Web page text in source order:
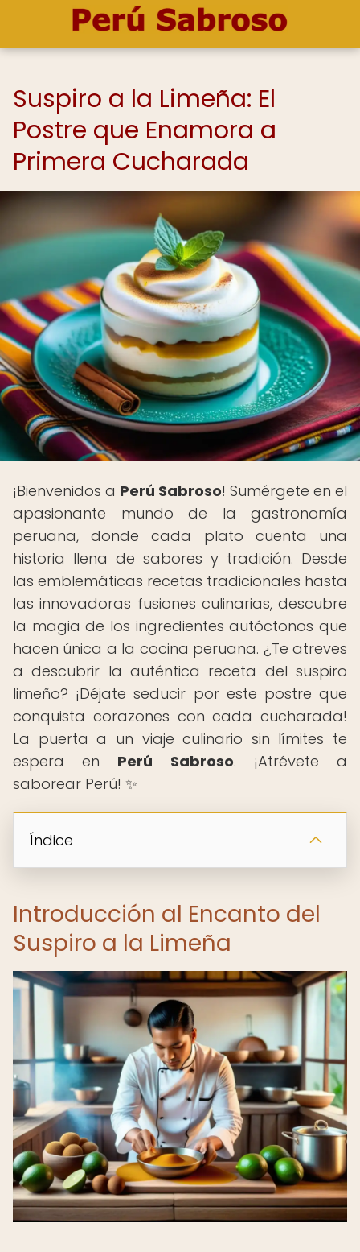
Suspiro a la Limeña: El
Postre que Enamora a
Primera Cucharada
¡Bienvenidos a Perú Sabroso! Sumérgete en el
apasionante mundo de la gastronomía
peruana, donde cada plato cuenta una
historia llena de sabores y tradición. Desde
las emblemáticas recetas tradicionales hasta
las innovadoras fusiones culinarias, descubre
la magia de los ingredientes autóctonos que
hacen única a la cocina peruana. ¿Te atreves
a descubrir la auténtica receta del suspiro
limeño? ¡Déjate seducir por este postre que
conquista corazones con cada cucharada!
La puerta a un viaje culinario sin límites te
espera en Perú Sabroso. ¡Atrévete a
saborear Perú! ✨
Índice
Introducción al Encanto del
Suspiro a la Limeña